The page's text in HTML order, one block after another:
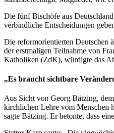
Die fünf Bischöfe aus
verbindliche Entscheidungen
Die reformorientierten Deutschen
der erstmaligen Teilnahme von
Katholiken (ZdK), würdigte das
„Es braucht sichtbare
Aus Sicht von Georg Bätzing,
kirchlichen Lehre vom Menschen
sagte Bätzing. Er betonte, dass